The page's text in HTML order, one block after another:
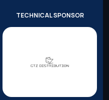
TECHNICAL SPONSOR